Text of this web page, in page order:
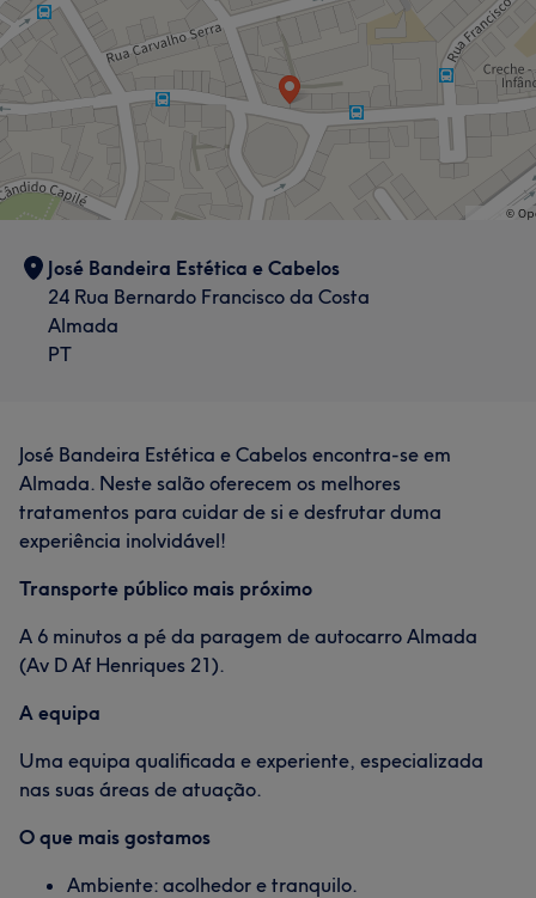
José Bandeira Estética e Cabelos
24 Rua Bernardo Francisco da Costa
Almada
PT
José Bandeira Estética e Cabelos encontra-se em
Almada. Neste salão oferecem os melhores
tratamentos para cuidar de si e desfrutar duma
experiência inolvidável!
Transporte público mais próximo
A 6 minutos a pé da paragem de autocarro Almada
(Av D Af Henriques 21).
A equipa
Uma equipa qualificada e experiente, especializada
nas suas áreas de atuação.
O que mais gostamos
Ambiente: acolhedor e tranquilo.